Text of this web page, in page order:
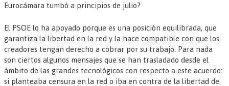
Eurocámara tumbó a principios de julio?
El PSOE lo ha apoyado porque es una posición equilibrada, que
garantiza la libertad en la red y la hace compatible con que los
creadores tengan derecho a cobrar por su trabajo. Para nada
son ciertos algunos mensajes que se han trasladado desde el
ámbito de las grandes tecnológicos con respecto a este acuerdo:
si planteaba censura en la red o iba en contra de la libertad de